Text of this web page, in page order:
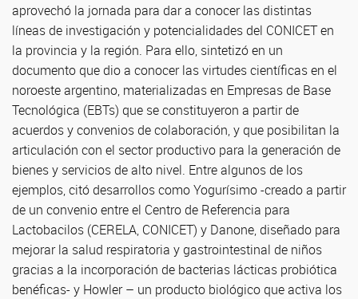
aprovechó la jornada para dar a conocer las distintas
líneas de investigación y potencialidades del CONICET en
la provincia y la región. Para ello, sintetizó en un
documento que dio a conocer las virtudes científicas en el
noroeste argentino, materializadas en Empresas de Base
Tecnológica (EBTs) que se constituyeron a partir de
acuerdos y convenios de colaboración, y que posibilitan la
articulación con el sector productivo para la generación de
bienes y servicios de alto nivel. Entre algunos de los
ejemplos, citó desarrollos como Yogurísimo -creado a partir
de un convenio entre el Centro de Referencia para
Lactobacilos (CERELA, CONICET) y Danone, diseñado para
mejorar la salud respiratoria y gastrointestinal de niños
gracias a la incorporación de bacterias lácticas probiótica
benéficas- y Howler – un producto biológico que activa los